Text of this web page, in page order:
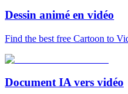
Dessin animé en vidéo
Find the best free Cartoon to
Document IA vers vidéo